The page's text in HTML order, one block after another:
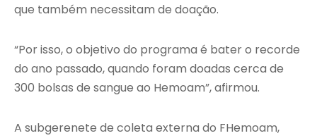
que também necessitam de doação.
“Por isso, o objetivo do programa é bater o recorde
do ano passado, quando foram doadas cerca de
300 bolsas de sangue ao Hemoam”, afirmou.
A subgerenete de coleta externa do FHemoam,